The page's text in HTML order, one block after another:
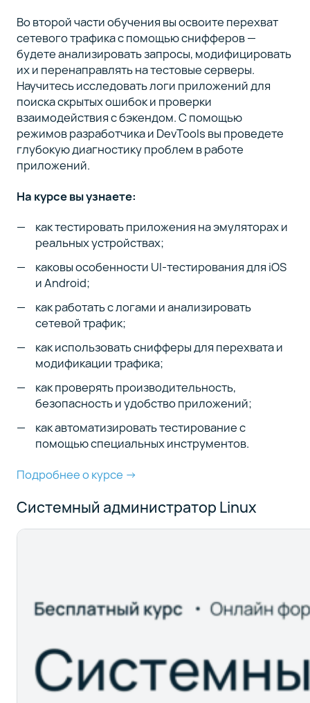
Во второй части обучения вы освоите перехват
сетевого трафика с помощью снифферов —
будете анализировать запросы, модифицировать
их и перенаправлять на тестовые серверы.
Научитесь исследовать логи приложений для
поиска скрытых ошибок и проверки
взаимодействия с бэкендом. С помощью
режимов разработчика и DevTools вы проведете
глубокую диагностику проблем в работе
приложений.
На курсе вы узнаете:
как тестировать приложения на эмуляторах и
реальных устройствах;
каковы особенности UI-тестирования для iOS
и Android;
как работать с логами и анализировать
сетевой трафик;
как использовать снифферы для перехвата и
модификации трафика;
как проверять производительность,
безопасность и удобство приложений;
как автоматизировать тестирование с
помощью специальных инструментов.
Подробнее о курсе →
Системный администратор Linux